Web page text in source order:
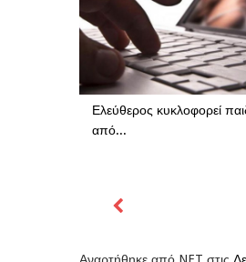
Ελεύθερος κυκλοφορεί
από...